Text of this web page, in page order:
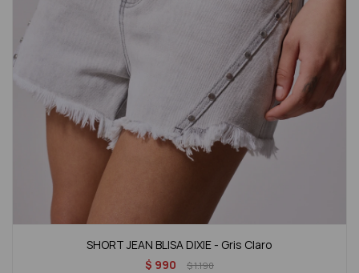
SHORT JEAN BLISA DIXIE - Gris Claro
$ 990 $1.190